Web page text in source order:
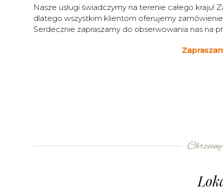
Nasze usługi świadczymy na terenie całego
dlatego wszystkim klientom oferujemy
Serdecznie zapraszamy do obserwowania nas na